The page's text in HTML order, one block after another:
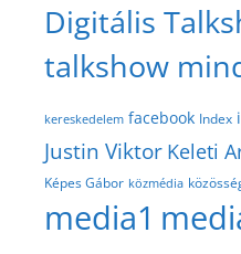
Digitális
talkshow
kereskedelem facebook Index
Justin Viktor Keleti
Képes Gábor közmédia
media1